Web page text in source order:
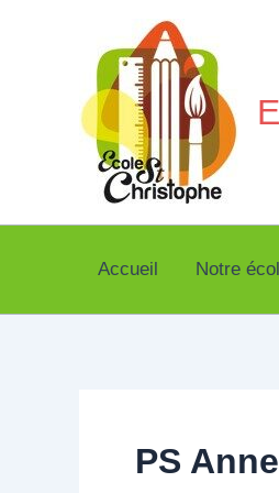
Accueil Notre
PS